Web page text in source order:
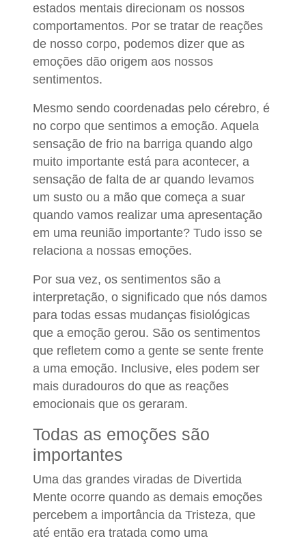
estados mentais direcionam os nossos
comportamentos. Por se tratar de reações
de nosso corpo, podemos dizer que as
emoções dão origem aos nossos
sentimentos.
Mesmo sendo coordenadas pelo cérebro, é
no corpo que sentimos a emoção. Aquela
sensação de frio na barriga quando algo
muito importante está para acontecer, a
sensação de falta de ar quando levamos
um susto ou a mão que começa a suar
quando vamos realizar uma apresentação
em uma reunião importante? Tudo isso se
relaciona a nossas emoções.
Por sua vez, os sentimentos são a
interpretação, o significado que nós damos
para todas essas mudanças fisiológicas
que a emoção gerou. São os sentimentos
que refletem como a gente se sente frente
a uma emoção. Inclusive, eles podem ser
mais duradouros do que as reações
emocionais que os geraram.
Todas as emoções são
importantes
Uma das grandes viradas de Divertida
Mente ocorre quando as demais emoções
percebem a importância da Tristeza, que
até então era tratada como uma